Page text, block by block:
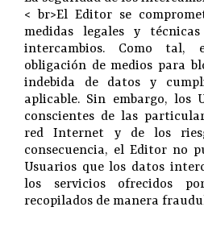
< br>El Editor se
medidas legales y
intercambios. Como
obligación de medios para
indebida de datos y
aplicable. Sin embargo, los
conscientes de las
red Internet y de los
consecuencia, el Editor no
Usuarios que los datos
los servicios ofrecidos
recopilados de manera